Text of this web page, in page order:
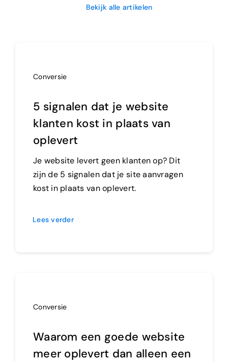
Bekijk alle artikelen
Conversie
5 signalen dat je website
klanten kost in plaats van
oplevert
Je website levert geen klanten op? Dit
zijn de 5 signalen dat je site aanvragen
kost in plaats van oplevert.
Lees verder
Conversie
Waarom een goede website
meer oplevert dan alleen een